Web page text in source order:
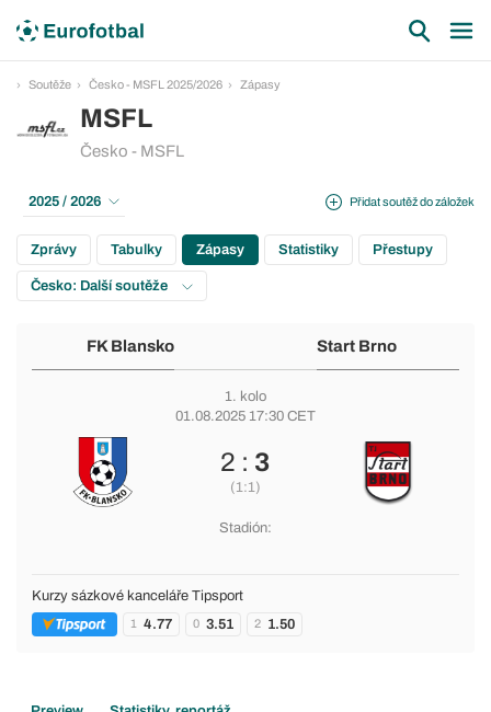
Soutěže Česko - MSFL 2025/2026 Zápasy
MSFL
Česko - MSFL
Přidat soutěž do záložek
2025 / 2026
Zprávy Tabulky Zápasy Statistiky Přestupy
Česko: Další soutěže
FK Blansko Start Brno
1. kolo
01.08.2025 17:30 CET
2 : 3
(1:1)
Stadión:
Kurzy sázkové kanceláře Tipsport
1 4.77 0 3.51 2 1.50